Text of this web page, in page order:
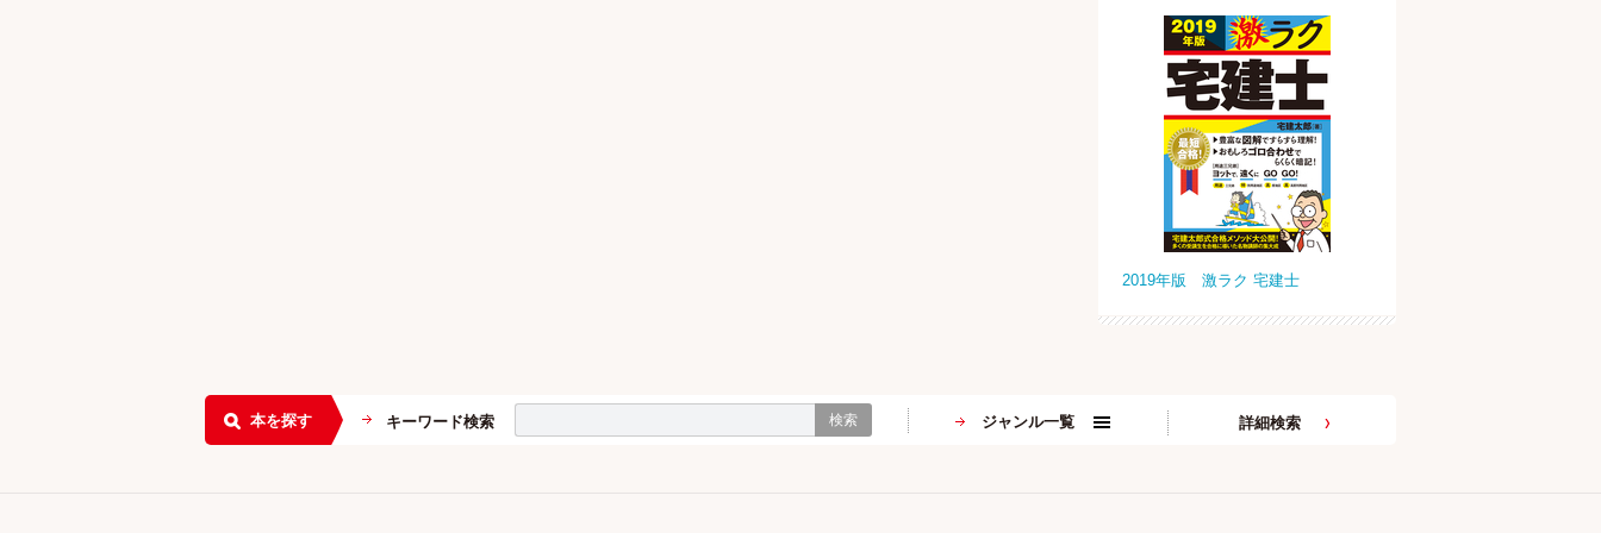
2019年版 激ラク 宅建士
本を探す キーワード検索 検索 ジャンル一覧 詳細検索